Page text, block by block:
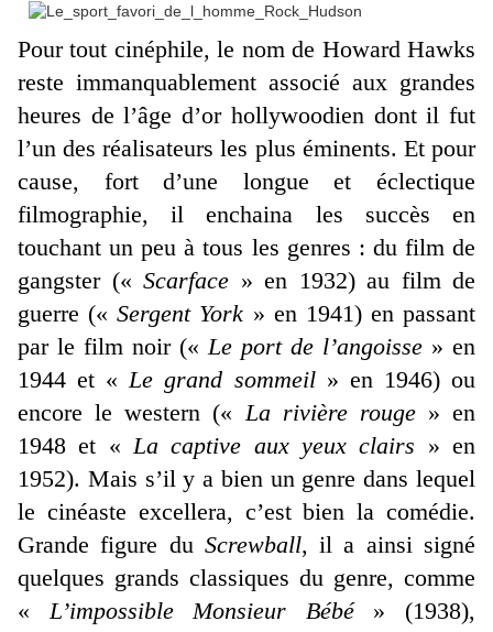
Pour tout cinéphile, le nom de Howard Hawks
reste immanquablement associé aux grandes
heures de l’âge d’or hollywoodien dont il fut
l’un des réalisateurs les plus éminents. Et pour
cause, fort d’une longue et éclectique
filmographie, il enchaina les succès en
touchant un peu à tous les genres : du film de
gangster (« Scarface » en 1932) au film de
guerre («Sergent York » en 1941) en passant
par le film noir («Le port de l’angoisse » en
1944 et «Le grand sommeil» en 1946) ou
encore le western («La rivière rouge» en
1948 et «La captive aux yeux clairs » en
1952). Mais s’il y a bien un genre dans lequel
le cinéaste excellera, c’est bien la comédie.
Grande figure du Screwball, il a ainsi signé
quelques grands classiques du genre, comme
«L’impossible Monsieur Bébé» (1938),